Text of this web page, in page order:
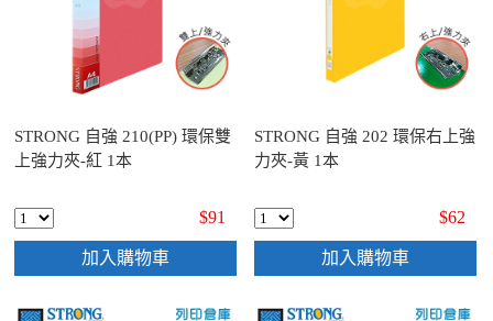
STRONG 自強 210(PP) 環保雙
上強力夾-紅 1本
$91
加入購物車
STRONG 自強 202 環保右上強
力夾-黃 1本
$62
加入購物車